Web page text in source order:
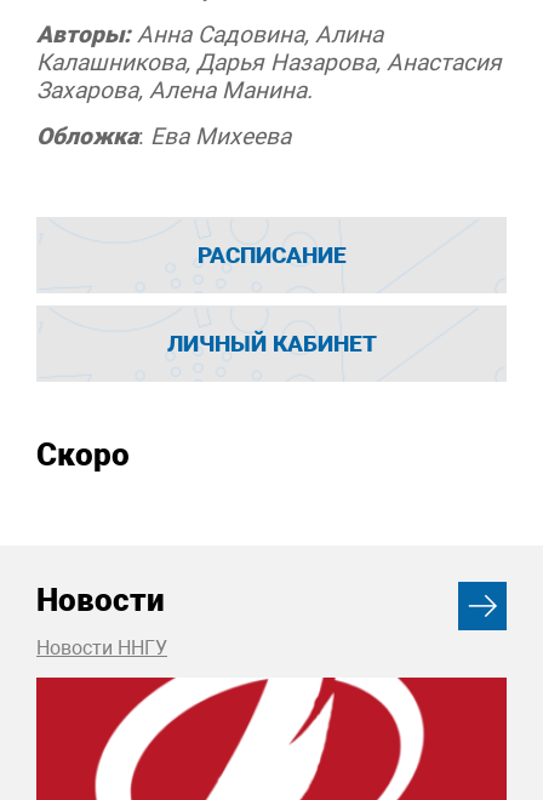
Авторы:Анна Садовина, Алина
Калашникова, Дарья Назарова, Анастасия
Захарова, Алена Манина.
Обложка: Ева Михеева
РАСПИСАНИЕ
ЛИЧНЫЙ КАБИНЕТ
Скоро
Новости
Новости ННГУ